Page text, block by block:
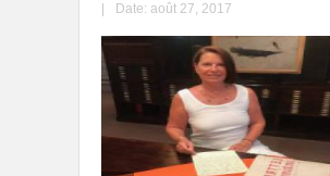
Date: août 27, 2017